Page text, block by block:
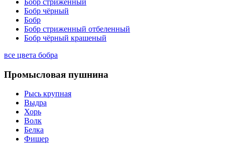
Бобр чёрный
Бобр
Бобр стриженный отбеленный
Бобр чёрный крашеный
все цвета бобра
Промысловая пушнина
Рысь крупная
Выдра
Хорь
Волк
Белка
Фишер